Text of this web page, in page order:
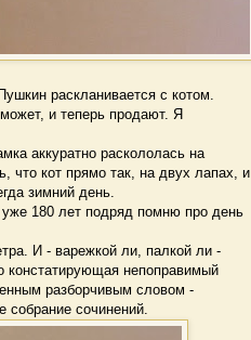
раскланивается с котом.
и теперь продают. Я
аккуратно раскололась на
что кот прямо так, на двух лапах, и
зимний день.
180 лет подряд помню про день
И - варежкой ли, палкой ли -
констатирующая непоправимый
разборчивым словом -
сочинений.